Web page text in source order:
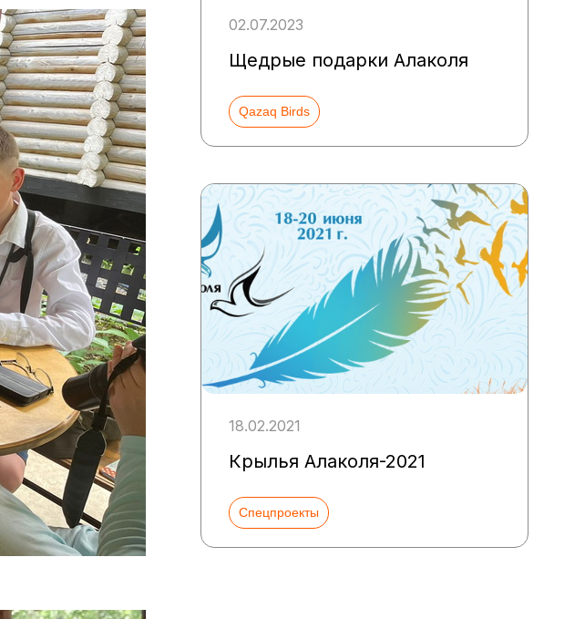
02.07.2023
Щедрые подарки Алаколя
Qazaq Birds
18.02.2021
Крылья Алаколя-2021
Спецпроекты